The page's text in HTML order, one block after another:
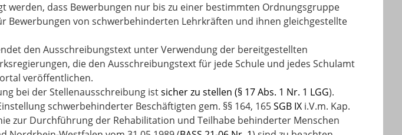
werden, dass Bewerbungen nur bis zu einer bestimmten Ordnungsgruppe
Bewerbungen von schwerbehinderten Lehrkräften und ihnen gleichgestellte
den Ausschreibungstext unter Verwendung der bereitgestellten
die den Ausschreibungstext für jede Schule und jedes Schulamt
veröffentlichen.
bei der Stellenausschreibung istsicher zu stellen (§ 17 Abs. 1 Nr. 1 LGG).
schwerbehinderter Beschäftigten gem. §§ 164, 165SGB IX i.V.m. Kap.
zur Durchführung der Rehabilitation und Teilhabe behinderter Menschen